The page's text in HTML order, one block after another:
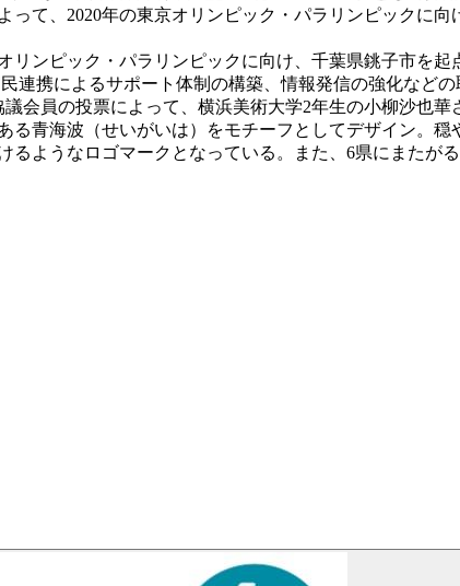
て、2020年の東京オリンピック・パラリンピックに
ンピック・パラリンピックに向け、千葉県銚子市を
連携によるサポート体制の構築、情報発信の強化などの
員の投票によって、横浜美術大学2年生の小柳沙也華
青海波（せいがいは）をモチーフとしてデザイン。
ようなロゴマークとなっている。また、6県にまたが